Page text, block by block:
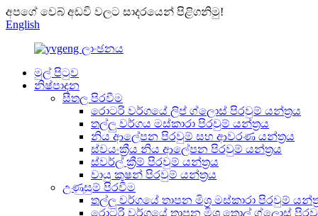
අපගේ වෙබ් අඩවි වලට සාදරයෙන් පිළිගනිමු!
English
මුල් පිටුව
නිෂ්පාදන
සීතල පිරවීම
රොටරි වර්ගයේ ලිප් ග්ලොස් පිරවුම් යන්ත්‍රය
තල්ලු වර්ගය මස්කාරා පිරවුම් යන්ත්‍රය
නිය ආලේපන පිරවුම් සහ ආවරණ යන්ත්‍රය
ස්වයංක්‍රීය නිය ආලේපන පිරවුම් යන්ත්‍රය
ස්වර්ල් ක්‍රීම් පිරවුම් යන්ත්‍රය
වායු කුෂන් පිරවුම් යන්ත්‍රය
උණුසුම් පිරවීම
තල්ලු වර්ගයේ තාපන මිශ්‍ර මස්කාරා පිරවුම්
රොටරි වර්ගයේ තාපන මිශ්‍ර තොල් ග්ලොස්